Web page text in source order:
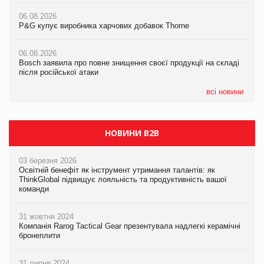
06.08.2026
P&G купує виробника харчових добавок Thorne
06.08.2026
Bosch заявила про повне знищення своєї продукції на складі
після російської атаки
всі новини
06.08.2026
P&G купує виробника харчових добавок Thorne
06.08.2026
Bosch заявила про повне знищення своєї продукції на складі
після російської атаки
06.08.2026
P&G купує виробника харчових добавок Thorne
06.08.2026
Bosch заявила про повне знищення своєї продукції на складі
після російської атаки
НОВИНИ B2B
03 березня 2026
Освітній бенефіт як інструмент утримання талантів: як
ThinkGlobal підвищує лояльність та продуктивність вашої
команди
31 жовтня 2024
Компанія Rarog Tactical Gear презентувала надлегкі керамічні
бронеплити